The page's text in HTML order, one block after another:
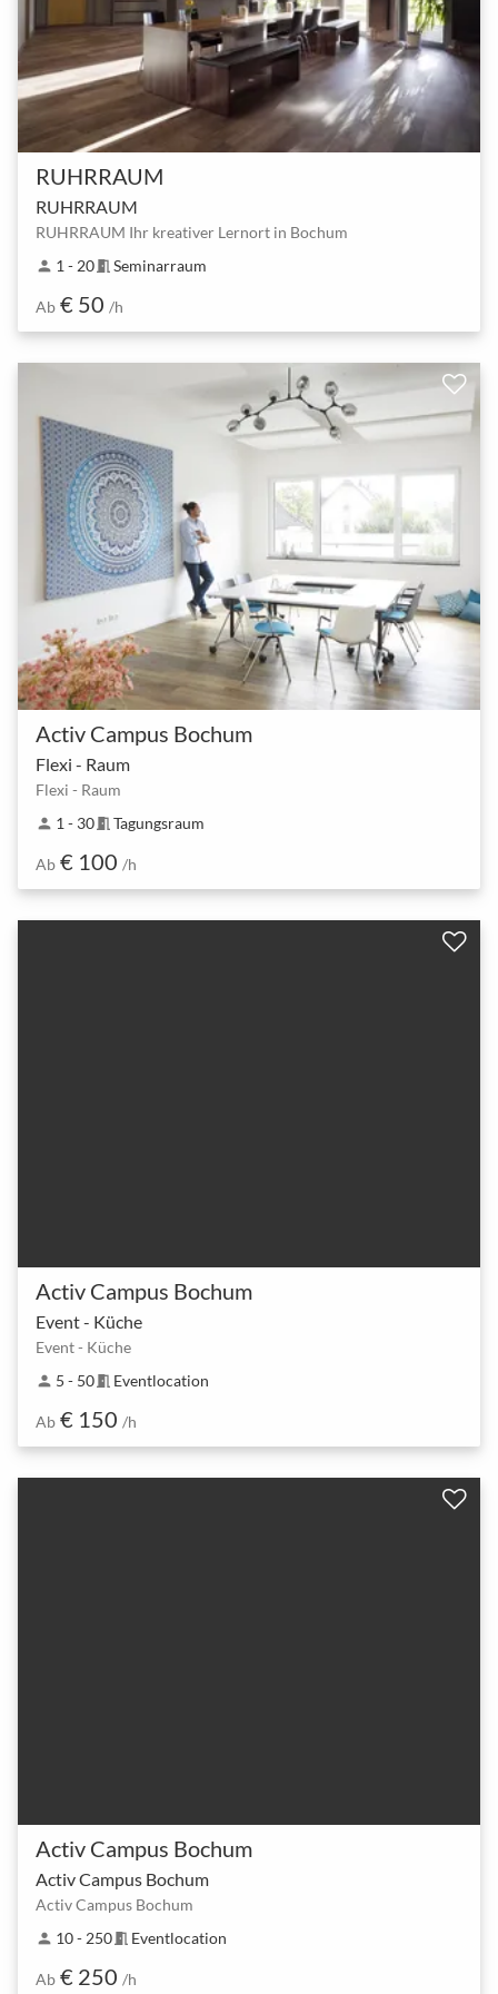
RUHRRAUM
RUHRRAUM
RUHRRAUM Ihr kreativer Lernort in Bochum
person 1 - 20meeting_room Seminarraum
Ab € 50 /h
Activ Campus Bochum
Flexi - Raum
Flexi - Raum
person 1 - 30meeting_room Tagungsraum
Ab € 100 /h
Activ Campus Bochum
Event - Küche
Event - Küche
person 5 - 50meeting_room Eventlocation
Ab € 150 /h
Activ Campus Bochum
Activ Campus Bochum
Activ Campus Bochum
person 10 - 250meeting_room Eventlocation
Ab € 250 /h